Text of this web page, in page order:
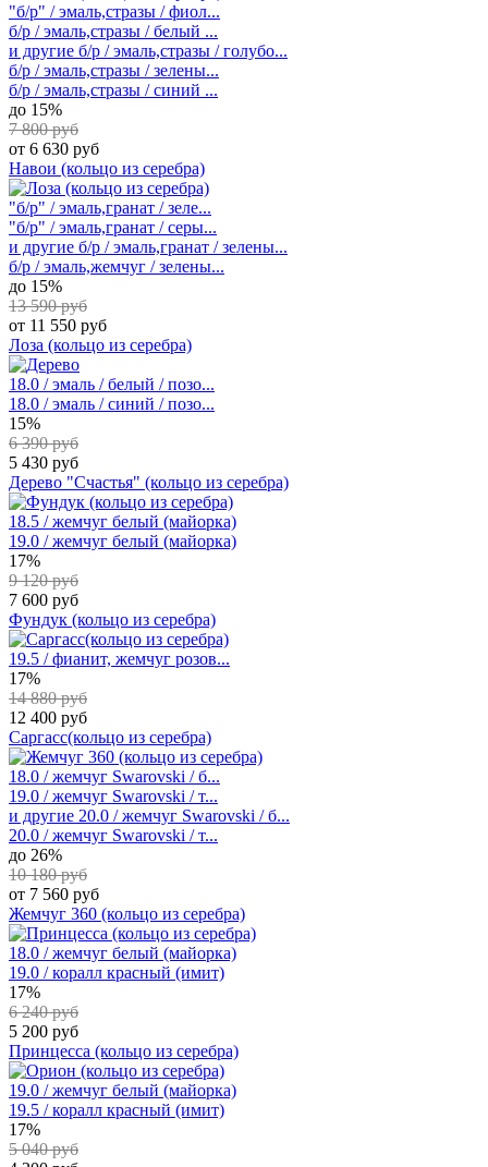
"б/р" / эмаль,стразы / фиол...
б/р / эмаль,стразы / белый ...
и другие б/р / эмаль,стразы / голубо...
б/р / эмаль,стразы / зелены...
б/р / эмаль,стразы / синий ...
до 15%
7 800 руб
от 6 630 руб
Навои (кольцо из серебра)
"б/р" / эмаль,гранат / зеле...
"б/р" / эмаль,гранат / серы...
и другие б/р / эмаль,гранат / зелены...
б/р / эмаль,жемчуг / зелены...
до 15%
13 590 руб
от 11 550 руб
Лоза (кольцо из серебра)
18.0 / эмаль / белый / позо...
18.0 / эмаль / синий / позо...
15%
6 390 руб
5 430 руб
Дерево "Счастья" (кольцо из серебра)
18.5 / жемчуг белый (майорка)
19.0 / жемчуг белый (майорка)
17%
9 120 руб
7 600 руб
Фундук (кольцо из серебра)
19.5 / фианит, жемчуг розов...
17%
14 880 руб
12 400 руб
Саргасс(кольцо из серебра)
18.0 / жемчуг Swarovski / б...
19.0 / жемчуг Swarovski / т...
и другие 20.0 / жемчуг Swarovski / б...
20.0 / жемчуг Swarovski / т...
до 26%
10 180 руб
от 7 560 руб
Жемчуг 360 (кольцо из серебра)
18.0 / жемчуг белый (майорка)
19.0 / коралл красный (имит)
17%
6 240 руб
5 200 руб
Принцесса (кольцо из серебра)
19.0 / жемчуг белый (майорка)
19.5 / коралл красный (имит)
17%
5 040 руб